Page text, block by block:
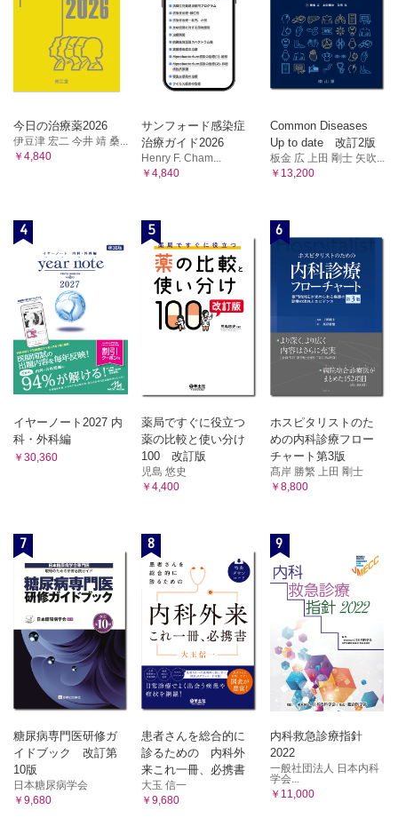
今日の治療薬2026
伊豆津 宏二 今井 靖 桑...
￥4,840
サンフォード感染症
治療ガイド2026
Henry F. Cham...
￥4,840
Common Diseases
Up to date 改訂2版
板金 広 上田 剛士 矢吹...
￥13,200
4
イヤーノート2027 内
科・外科編
￥30,360
5
薬局ですぐに役立つ
薬の比較と使い分け
100 改訂版
児島 悠史
￥4,400
6
ホスピタリストのた
めの内科診療フロー
チャート第3版
髙岸 勝繁 上田 剛士
￥8,800
7
糖尿病専門医研修ガ
イドブック 改訂第
10版
日本糖尿病学会
￥9,680
8
患者さんを総合的に
診るための 内科外
来これ一冊、必携書
大玉 信一
￥9,680
9
内科救急診療指針
2022
一般社団法人 日本内科
学会...
￥11,000